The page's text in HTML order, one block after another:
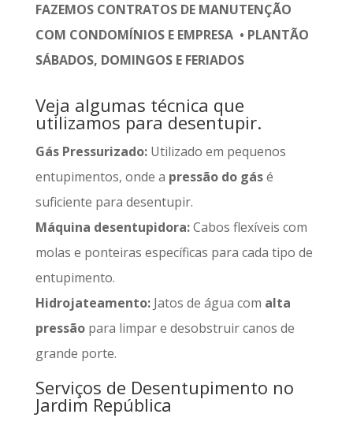
FAZEMOS CONTRATOS DE MANUTENÇÃO
COM CONDOMÍNIOS E EMPRESA • PLANTÃO
SÁBADOS, DOMINGOS E FERIADOS
Veja algumas técnica que
utilizamos para desentupir.
Gás Pressurizado:Utilizado em pequenos
entupimentos, onde a pressão do gásé
suficiente para desentupir.
Máquina desentupidora:Cabos flexíveis com
molas e ponteiras específicas para cada tipo de
entupimento.
Hidrojateamento:Jatos de água com alta
pressãopara limpar e desobstruir canos de
grande porte.
Serviços de Desentupimento no
Jardim República